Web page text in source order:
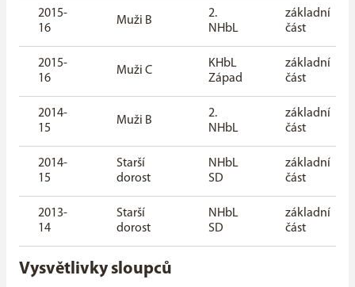
2015-
16
Muži B
2.
NHbL
základní
část
2015-
16
Muži C
KHbL
Západ
základní
část
2014-
15
Muži B
2.
NHbL
základní
část
2014-
15
Starší
dorost
NHbL
SD
základní
část
2013-
14
Starší
dorost
NHbL
SD
základní
část
Vysvětlivky sloupců